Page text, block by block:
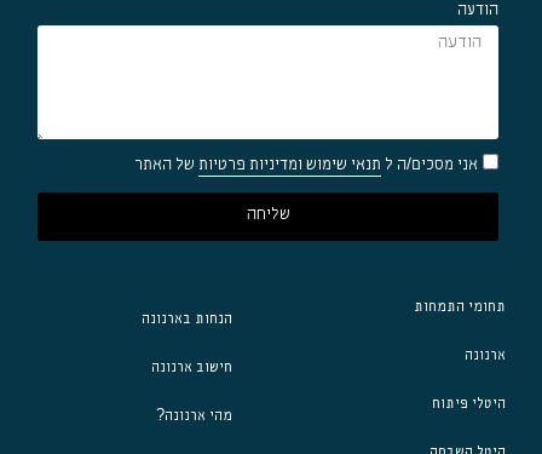
הודעה
אני מסכים/ה ל תנאי שימוש ומדיניות פרטיות של האתר
שליחה
תחומי התמחות
ארנונה
היטלי פיתוח
הנחות בארנונה
חישוב ארנונה
מהי ארנונה?